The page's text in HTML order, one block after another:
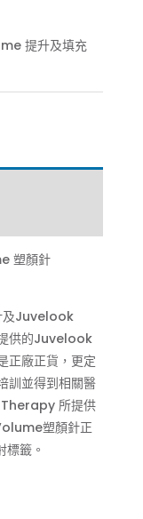
提升及填充
塑顏針
Juvelook
供的Juvelook
廠正貨，更定
訓並得到相關醫
Therapy 所提供
塑顏針正
籤。